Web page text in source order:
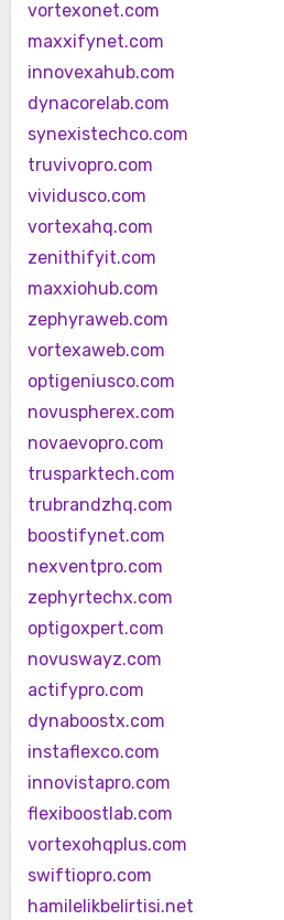
vortexonet.com
maxxifynet.com
innovexahub.com
dynacorelab.com
synexistechco.com
truvivopro.com
vividusco.com
vortexahq.com
zenithifyit.com
maxxiohub.com
zephyraweb.com
vortexaweb.com
optigeniusco.com
novuspherex.com
novaevopro.com
trusparktech.com
trubrandzhq.com
boostifynet.com
nexventpro.com
zephyrtechx.com
optigoxpert.com
novuswayz.com
actifypro.com
dynaboostx.com
instaflexco.com
innovistapro.com
flexiboostlab.com
vortexohqplus.com
swiftiopro.com
hamilelikbelirtisi.net